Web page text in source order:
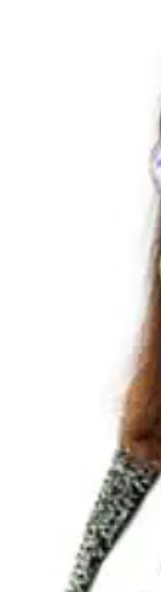
Magali SAZ
Magali Saz
qualité de
de Figeac (1 100
Âgée de 46 ans,
Elle évolue
elle a
pédagogique,